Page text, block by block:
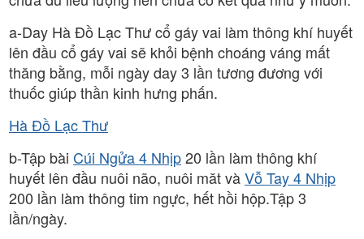
a-Day Hà Đồ Lạc Thư cổ gáy vai làm thông khí huyết
lên đầu cổ gáy vai sẽ khỏi bệnh choáng váng mất
thăng bằng, mỗi ngày day 3 lần tương đương với
thuốc giúp thần kinh hưng phấn.
Hà Đồ Lạc Thư
b-Tập bài Cúi Ngửa 4 Nhịp20 lần làm thông khí
huyết lên đầu nuôi não, nuôi măt vàVỗ Tay 4 Nhịp
200 lần làm thông tim ngực, hết hồi hộp.Tập 3
lần/ngày.